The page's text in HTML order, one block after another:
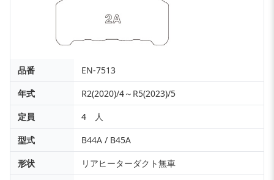
品番
EN-7513
年式
R2(2020)/4～R5(2023)/5
定員
4 人
型式
B44A / B45A
形状
リアヒーターダクト無車